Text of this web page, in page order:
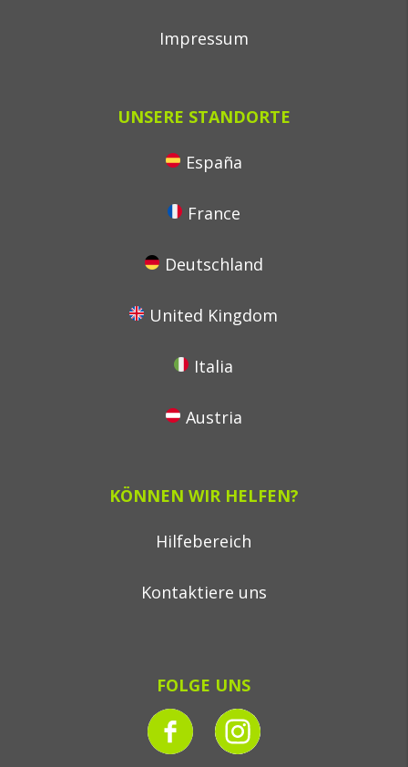
Impressum
UNSERE STANDORTE
España
France
Deutschland
United Kingdom
Italia
Austria
KÖNNEN WIR HELFEN?
Hilfebereich
Kontaktiere uns
FOLGE UNS